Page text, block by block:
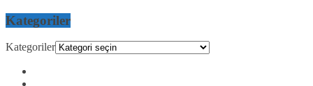
Kategoriler
Kategoriler